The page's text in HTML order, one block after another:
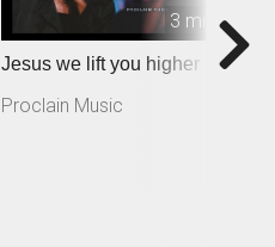
3 min
Jesus we lift you higher
Proclain Music